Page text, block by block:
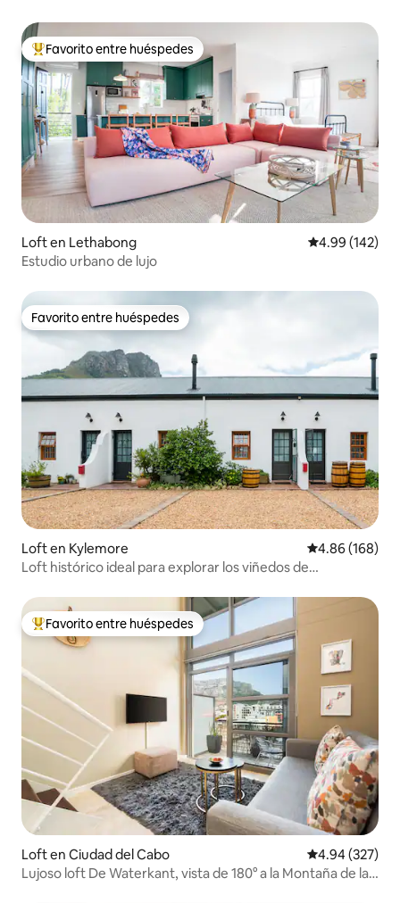
De los mejores en Favorito entre huéspedes
Favorito entre huéspedes
Loft en Lethabong Calificación
4.99 (142)
Estudio urbano de lujo
Favorito entre huéspedes
Favorito entre huéspedes
Loft en Kylemore Calificación
4.86 (168)
Loft histórico ideal para explorar los viñedos de
De los mejores en Favorito entre huéspedes
Favorito entre huéspedes
Loft en Ciudad del Cabo Calificación
4.94 (327)
Lujoso loft De Waterkant, vista de 180° a la Montaña de la